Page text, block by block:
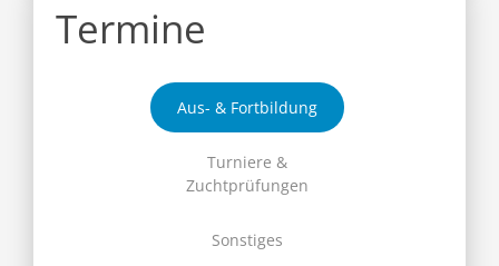
Termine
Aus- & Fortbildung
Turniere &
Zuchtprüfungen
Sonstiges